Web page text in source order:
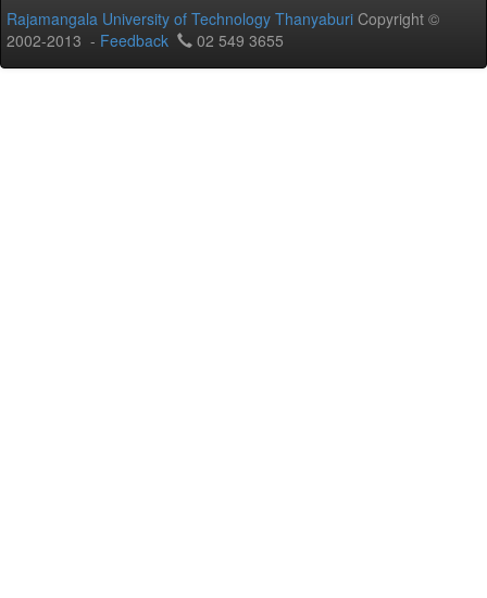
Rajamangala University of Technology Thanyaburi Copyright ©
2002-2013 - Feedback 02 549 3655